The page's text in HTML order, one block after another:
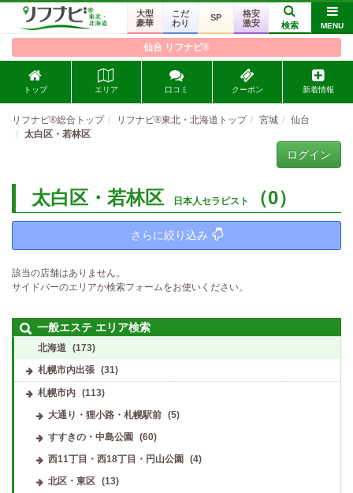
大型
豪華
こだ
わり
SP
格安
激安
検索 MENU
仙台 リフナビ®
トップ エリア 口コミ クーポン 新着情報
リフナビ®総合トップ リフナビ®東北・北海道トップ 宮城
仙台
太白区・若林区
ログイン
太白区・若林区 日本人セラピスト （0）
さらに絞り込み
該当の店舗はありません。
サイドバーのエリアか検索フォームをお使いください。
一般エステ エリア検索
北海道 (173)
札幌市内出張 (31)
札幌市内 (113)
大通り・狸小路・札幌駅前
(5)
すすきの・中島公園
(60)
西11丁目・西18丁目・円山公園
(4)
北区・東区
(13)